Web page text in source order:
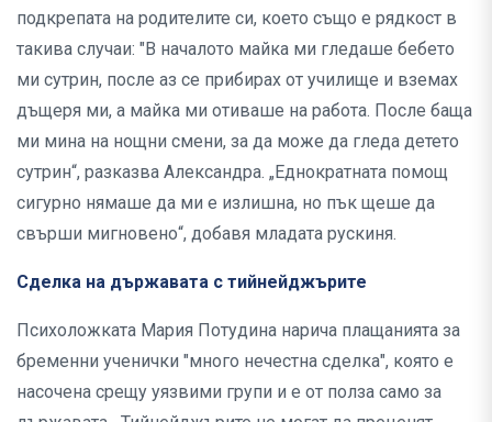
подкрепата на родителите си, което също е рядкост в
такива случаи: "В началото майка ми гледаше бебето
ми сутрин, после аз се прибирах от училище и вземах
дъщеря ми, а майка ми отиваше на работа. После баща
ми мина на нощни смени, за да може да гледа детето
сутрин“, разказва Александра. „Еднократната помощ
сигурно нямаше да ми е излишна, но пък щеше да
свърши мигновено“, добавя младата рускиня.
Сделка на държавата с тийнейджърите
Психоложката Мария Потудина нарича плащанията за
бременни ученички "много нечестна сделка", която е
насочена срещу уязвими групи и е от полза само за